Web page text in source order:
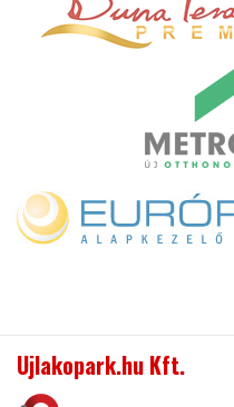
Ujlakopark.hu Kft.